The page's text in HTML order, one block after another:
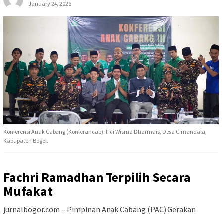
January 24, 2026
Konferensi Anak Cabang (Konferancab) III di Wisma Dharmais, Desa Cimandala,
Kabupaten Bogor.
Fachri Ramadhan Terpilih Secara
Mufakat
jurnalbogor.com – Pimpinan Anak Cabang (PAC) Gerakan